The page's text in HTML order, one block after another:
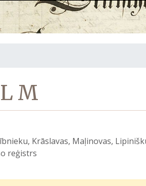
M
Krāslavas, Maļinovas,
reģistrs